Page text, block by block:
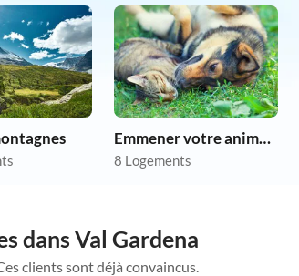
Emmener votre animal en vacances
8 Logements
dans Val Gardena
clients sont déjà convaincus.